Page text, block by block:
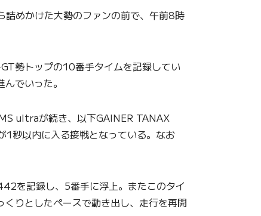
めかけた大勢のファンの前で、午前8時
勢トップの10番手タイムを記録してい
でいった。
ultraが続き、以下GAINER TANAX
秒以内に入る接戦となっている。なお
を記録し、5番手に浮上。またこのタイ
りとしたペースで動き出し、走行を再開